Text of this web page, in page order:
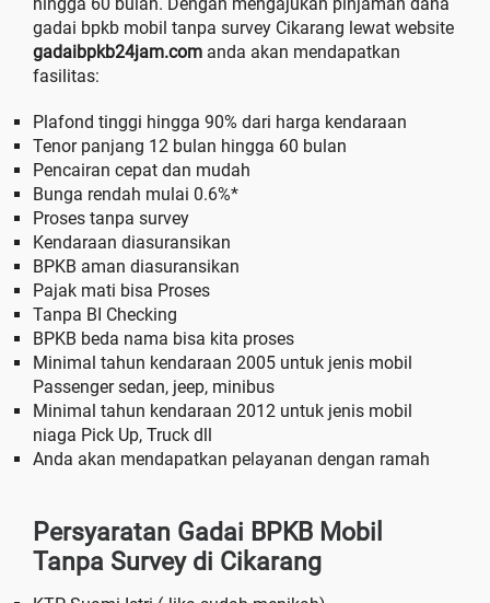
hingga 60 bulan. Dengan mengajukan pinjaman dana
gadai bpkb mobil tanpa survey Cikarang lewat website
gadaibpkb24jam.com anda akan mendapatkan
fasilitas:
Plafond tinggi hingga 90% dari harga kendaraan
Tenor panjang 12 bulan hingga 60 bulan
Pencairan cepat dan mudah
Bunga rendah mulai 0.6%*
Proses tanpa survey
Kendaraan diasuransikan
BPKB aman diasuransikan
Pajak mati bisa Proses
Tanpa BI Checking
BPKB beda nama bisa kita proses
Minimal tahun kendaraan 2005 untuk jenis mobil
Passenger sedan, jeep, minibus
Minimal tahun kendaraan 2012 untuk jenis mobil
niaga Pick Up, Truck dll
Anda akan mendapatkan pelayanan dengan ramah
Persyaratan Gadai BPKB Mobil
Tanpa Survey di Cikarang